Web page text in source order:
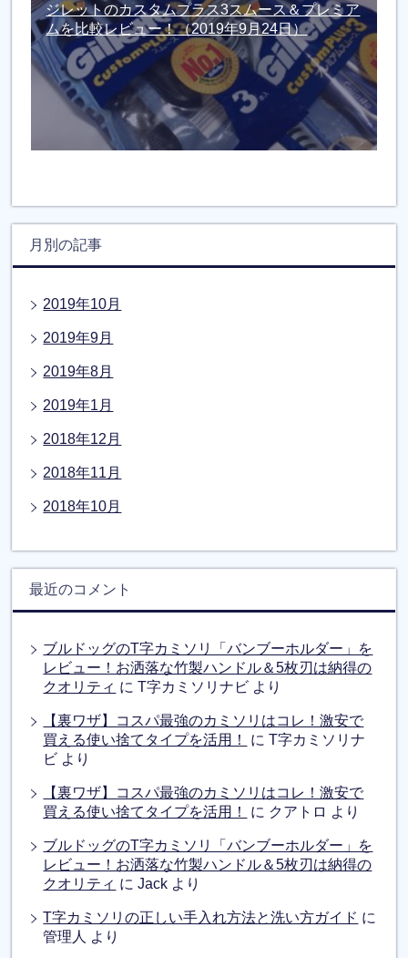
ジレットのカスタムプラス3スムース＆プレミア
ムを比較レビュー！（2019年9月24日）
月別の記事
2019年10月
2019年9月
2019年8月
2019年1月
2018年12月
2018年11月
2018年10月
最近のコメント
ブルドッグのT字カミソリ「バンブーホルダー」を
レビュー！お洒落な竹製ハンドル＆5枚刃は納得の
クオリティ にT字カミソリナビ より
【裏ワザ】コスパ最強のカミソリはコレ！激安で
買える使い捨てタイプを活用！
にT字カミソリナ
ビ より
【裏ワザ】コスパ最強のカミソリはコレ！激安で
買える使い捨てタイプを活用！
に クアトロ より
ブルドッグのT字カミソリ「バンブーホルダー」を
レビュー！お洒落な竹製ハンドル＆5枚刃は納得の
クオリティ にJack より
T字カミソリの正しい手入れ方法と洗い方ガイド に
管理人 より